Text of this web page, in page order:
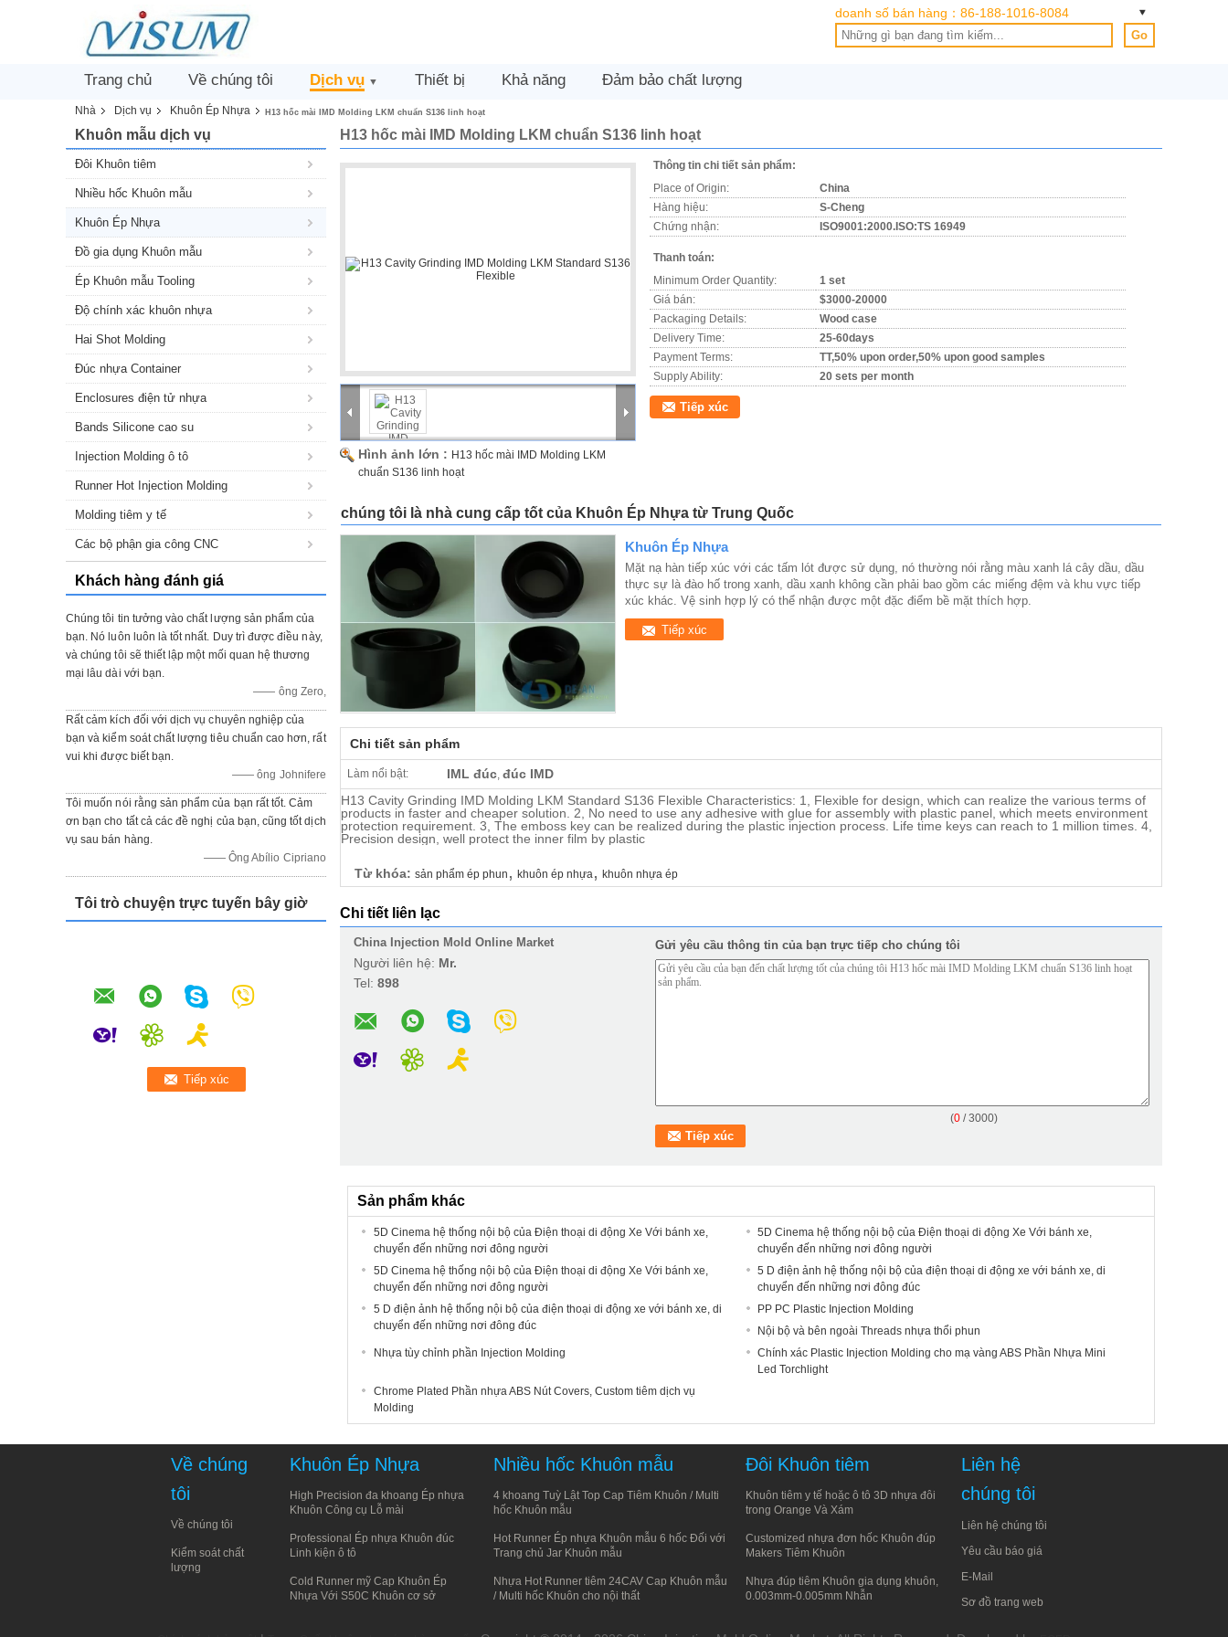
doanh số bán hàng： 86-188-1016-8084
Go
Trang chủ Về chúng tôi Dịch vụ ▼ Thiết bị Khả năng Đảm bảo chất lượng
Nhà Dịch vụ Khuôn Ép Nhựa H13 hốc mài IMD Molding LKM chuẩn S136 linh hoạt
Khuôn mẫu dịch vụ
Đôi Khuôn tiêm
Nhiều hốc Khuôn mẫu
Khuôn Ép Nhựa
Đồ gia dụng Khuôn mẫu
Ép Khuôn mẫu Tooling
Độ chính xác khuôn nhựa
Hai Shot Molding
Đúc nhựa Container
Enclosures điện tử nhựa
Bands Silicone cao su
Injection Molding ô tô
Runner Hot Injection Molding
Molding tiêm y tế
Các bộ phận gia công CNC
Khách hàng đánh giá
Chúng tôi tin tưởng vào chất lượng sản phẩm của
bạn. Nó luôn luôn là tốt nhất. Duy trì được điều này,
và chúng tôi sẽ thiết lập một mối quan hệ thương
mại lâu dài với bạn.
—— ông Zero,
Rất cảm kích đối với dịch vụ chuyên nghiệp của
bạn và kiểm soát chất lượng tiêu chuẩn cao hơn, rất
vui khi được biết bạn.
—— ông Johnifere
Tôi muốn nói rằng sản phẩm của bạn rất tốt. Cảm
ơn bạn cho tất cả các đề nghị của bạn, cũng tốt dịch
vụ sau bán hàng.
—— Ông Abílio Cipriano
Tôi trò chuyện trực tuyến bây giờ
H13 hốc mài IMD Molding LKM chuẩn S136 linh hoạt
Hình ảnh lớn : H13 hốc mài IMD Molding LKM
chuẩn S136 linh hoạt
Thông tin chi tiết sản phẩm:
Place of Origin:
China
Hàng hiệu:
S-Cheng
Chứng nhận:
ISO9001:2000.ISO:TS 16949
Thanh toán:
Minimum Order Quantity:
1 set
Giá bán:
$3000-20000
Packaging Details:
Wood case
Delivery Time:
25-60days
Payment Terms:
TT,50% upon order,50% upon good samples
Supply Ability:
20 sets per month
Tiếp xúc
chúng tôi là nhà cung cấp tốt của Khuôn Ép Nhựa từ Trung Quốc
Khuôn Ép Nhựa
Mặt nạ hàn tiếp xúc với các tấm lót được sử dụng, nó thường nói rằng màu xanh lá cây dầu, dầu
thực sự là đào hố trong xanh, dầu xanh không cần phải bao gồm các miếng đệm và khu vực tiếp
xúc khác. Vệ sinh hợp lý có thể nhận được một đặc điểm bề mặt thích hợp.
Tiếp xúc
Chi tiết sản phẩm
Làm nổi bật: IML đúc, đúc IMD
H13 Cavity Grinding IMD Molding LKM Standard S136 Flexible Characteristics: 1, Flexible for design, which can realize the various terms of
products in faster and cheaper solution. 2, No need to use any adhesive with glue for assembly with plastic panel, which meets environment
protection requirement. 3, The emboss key can be realized during the plastic injection process. Life time keys can reach to 1 million times. 4,
Precision design, well protect the inner film by plastic
Từ khóa: sản phẩm ép phun , khuôn ép nhựa, khuôn nhựa ép
Chi tiết liên lạc
China Injection Mold Online Market
Người liên hệ: Mr.
Tel: 898
Gửi yêu cầu thông tin của bạn trực tiếp cho chúng tôi
(0 / 3000)
Sản phẩm khác
5D Cinema hệ thống nội bộ của Điện thoại di động Xe Với bánh xe,
chuyển đến những nơi đông người
5D Cinema hệ thống nội bộ của Điện thoại di động Xe Với bánh xe,
chuyển đến những nơi đông người
5D Cinema hệ thống nội bộ của Điện thoại di động Xe Với bánh xe,
chuyển đến những nơi đông người
5 D điện ảnh hệ thống nội bộ của điện thoại di động xe với bánh xe, di
chuyển đến những nơi đông đúc
5 D điện ảnh hệ thống nội bộ của điện thoại di động xe với bánh xe, di
chuyển đến những nơi đông đúc
PP PC Plastic Injection Molding
Nội bộ và bên ngoài Threads nhựa thổi phun
Nhựa tùy chỉnh phần Injection Molding
Chính xác Plastic Injection Molding cho mạ vàng ABS Phần Nhựa Mini
Led Torchlight
Chrome Plated Phần nhựa ABS Nút Covers, Custom tiêm dịch vụ
Molding
Về chúng
tôi
Về chúng tôi
Kiểm soát chất
lượng
Khuôn Ép Nhựa
High Precision đa khoang Ép nhựa
Khuôn Công cụ Lỗ mài
Professional Ép nhựa Khuôn đúc
Linh kiện ô tô
Cold Runner mỹ Cap Khuôn Ép
Nhựa Với S50C Khuôn cơ sở
Nhiều hốc Khuôn mẫu
4 khoang Tuỳ Lật Top Cap Tiêm Khuôn / Multi
hốc Khuôn mẫu
Hot Runner Ép nhựa Khuôn mẫu 6 hốc Đối với
Trang chủ Jar Khuôn mẫu
Nhựa Hot Runner tiêm 24CAV Cap Khuôn mẫu
/ Multi hốc Khuôn cho nội thất
Đôi Khuôn tiêm
Khuôn tiêm y tế hoặc ô tô 3D nhựa đôi
trong Orange Và Xám
Customized nhựa đơn hốc Khuôn đúp
Makers Tiêm Khuôn
Nhựa đúp tiêm Khuôn gia dụng khuôn,
0.003mm-0.005mm Nhẫn
Liên hệ
chúng tôi
Liên hệ chúng tôi
Yêu cầu báo giá
E-Mail
Sơ đồ trang web